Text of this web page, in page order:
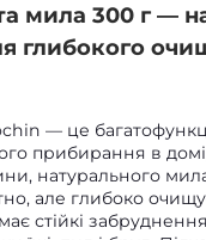
мила 300 г —
глибокого
— це
прибирання в
натурального
але глибоко
стійкі